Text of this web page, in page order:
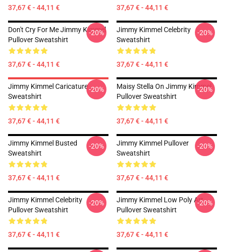
37,67 € - 44,11 € 37,67 € - 44,11 €
Don't Cry For Me Jimmy Kimmel
Pullover Sweatshirt
37,67 € - 44,11 €
-20%
Jimmy Kimmel Celebrity
Sweatshirt
37,67 € - 44,11 €
-20%
Jimmy Kimmel Caricature
Sweatshirt
37,67 € - 44,11 €
-20%
Maisy Stella On Jimmy Kimmel
Pullover Sweatshirt
37,67 € - 44,11 €
-20%
Jimmy Kimmel Busted
Sweatshirt
37,67 € - 44,11 €
-20%
Jimmy Kimmel Pullover
Sweatshirt
37,67 € - 44,11 €
-20%
Jimmy Kimmel Celebrity
Pullover Sweatshirt
37,67 € - 44,11 €
-20%
Jimmy Kimmel Low Poly Art
Pullover Sweatshirt
37,67 € - 44,11 €
-20%